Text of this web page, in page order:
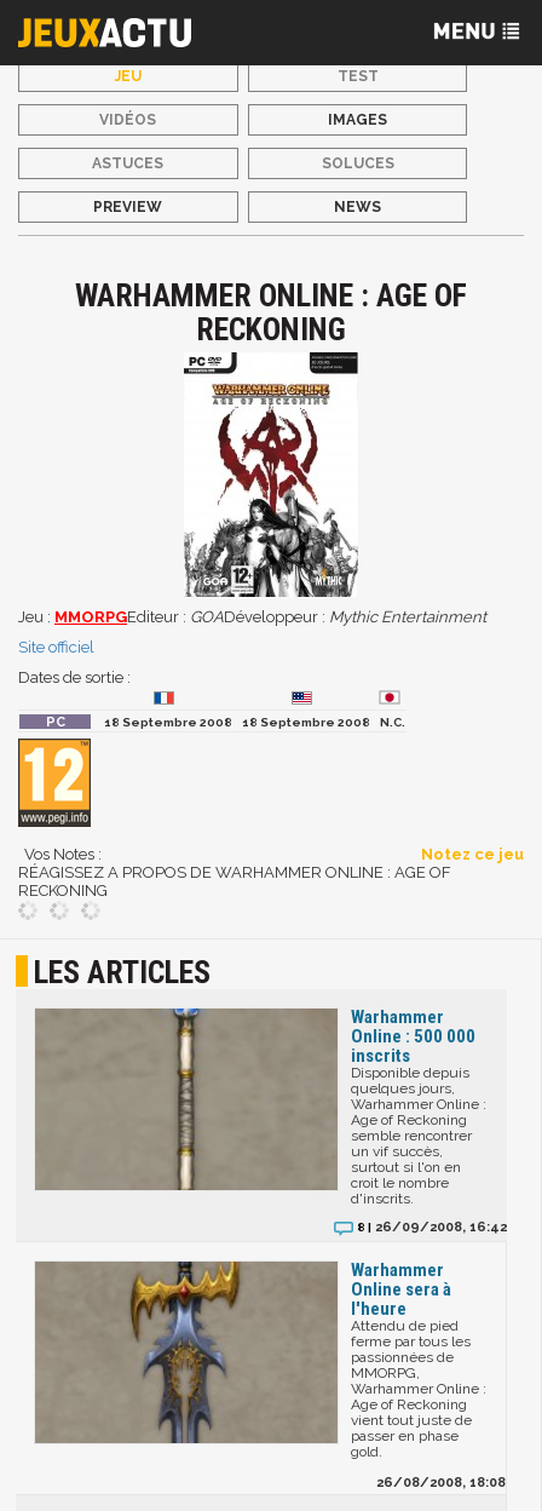
JEU TEST
VIDÉOS IMAGES
ASTUCES SOLUCES
PREVIEW NEWS
WARHAMMER ONLINE : AGE OF
RECKONING
Jeu : MMORPGEditeur : GOADéveloppeur : Mythic Entertainment
Site officiel
Dates de sortie :
18 Septembre 2008 18 Septembre 2008 N.C.
Vos Notes :
Notez ce jeu
RÉAGISSEZ A PROPOS DE WARHAMMER ONLINE : AGE OF
RECKONING
LES ARTICLES
Warhammer
Online : 500 000
inscrits
Disponible depuis
quelques jours,
Warhammer Online :
Age of Reckoning
semble rencontrer
un vif succès,
surtout si l'on en
croit le nombre
d'inscrits.
8 | 26/09/2008, 16:42
Warhammer
Online sera à
l'heure
Attendu de pied
ferme par tous les
passionnées de
MMORPG,
Warhammer Online :
Age of Reckoning
vient tout juste de
passer en phase
gold.
26/08/2008, 18:08